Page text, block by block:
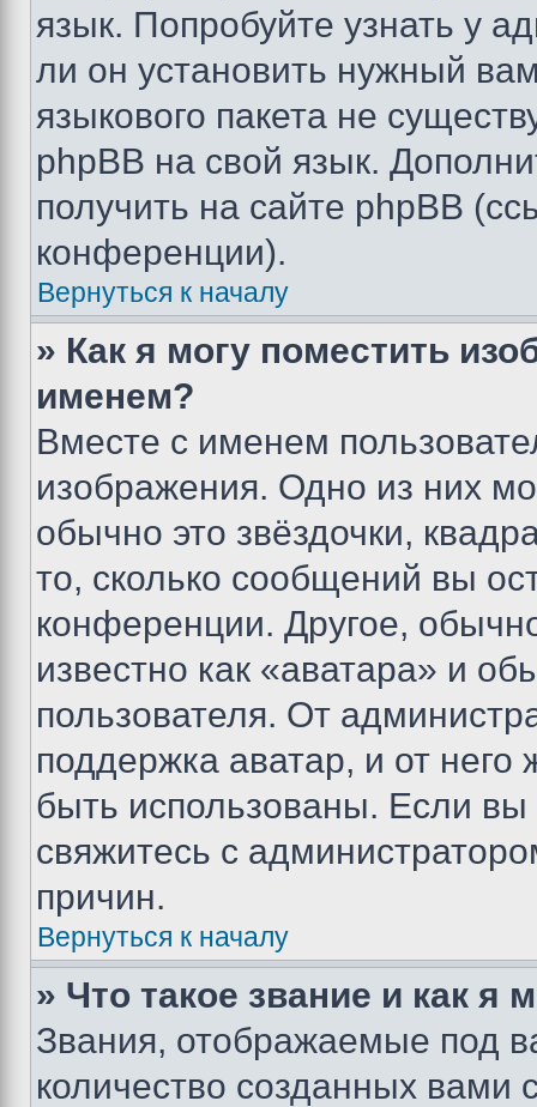
язык. Попробуйте узнать у
ли он установить нужный
языкового пакета не
phpBB на свой язык.
получить на сайте phpBB
конференции).
Вернуться к началу
» Как я могу поместить
именем?
Вместе с именем
изображения. Одно из них
обычно это звёздочки,
то, сколько сообщений вы
конференции. Другое,
известно как «аватара» и
пользователя. От
поддержка аватар, и от него
быть использованы. Если
свяжитесь с
причин.
Вернуться к началу
» Что такое звание и как я
Звания, отображаемые под
количество созданных